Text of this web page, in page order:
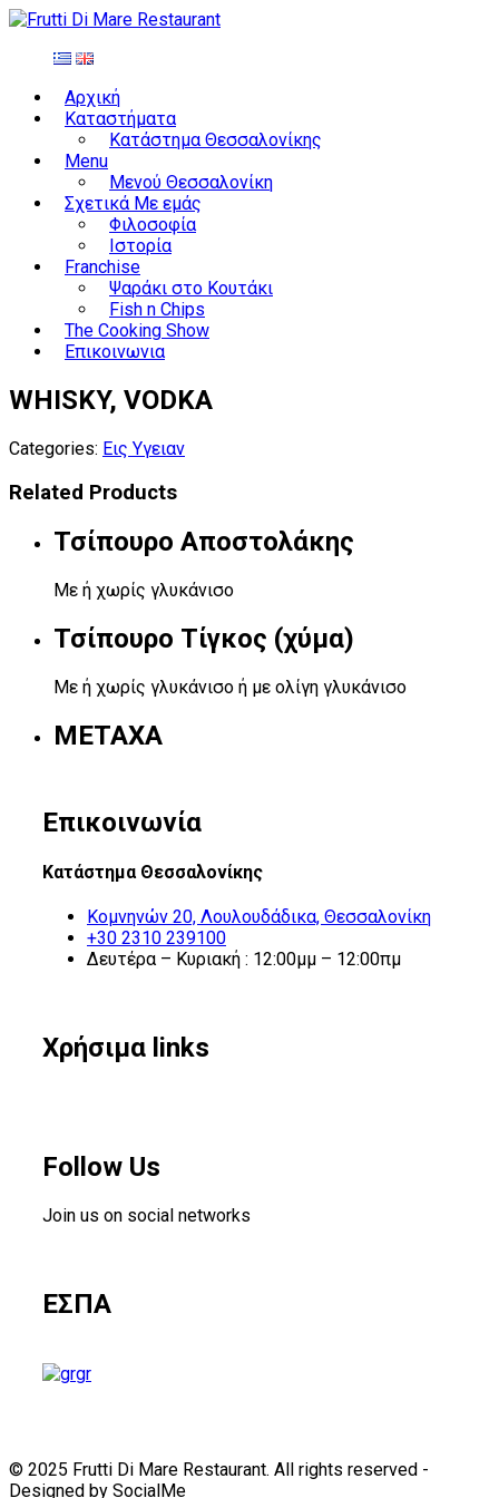
Αρχική
Καταστήματα
Κατάστημα Θεσσαλονίκης
Menu
Μενού Θεσσαλονίκη
Σχετικά Με εμάς
Φιλοσοφία
Ιστορία
Franchise
Ψαράκι στο Κουτάκι
Fish n Chips
The Cooking Show
Επικοινωνια
WHISKY, VODKA
Categories: Εις Υγειαν
Related Products
Τσίπουρο Αποστολάκης
Με ή χωρίς γλυκάνισο
Τσίπουρο Τίγκος (χύμα)
Με ή χωρίς γλυκάνισο ή με ολίγη γλυκάνισο
METAXA
Επικοινωνία
Κατάστημα Θεσσαλονίκης
Κομνηνών 20, Λουλουδάδικα, Θεσσαλονίκη
+30 2310 239100
Δευτέρα – Κυριακή : 12:00μμ – 12:00πμ
Χρήσιμα links
Follow Us
Join us on social networks
ΕΣΠΑ
gr
© 2025 Frutti Di Mare Restaurant. All rights reserved -
Designed by SocialMe